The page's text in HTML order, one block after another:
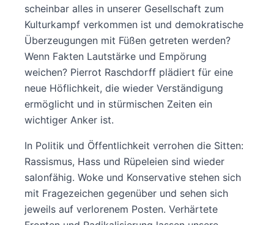
scheinbar alles in unserer Gesellschaft zum
Kulturkampf verkommen ist und demokratische
Überzeugungen mit Füßen getreten werden?
Wenn Fakten Lautstärke und Empörung
weichen? Pierrot Raschdorff plädiert für eine
neue Höflichkeit, die wieder Verständigung
ermöglicht und in stürmischen Zeiten ein
wichtiger Anker ist.
In Politik und Öffentlichkeit verrohen die Sitten:
Rassismus, Hass und Rüpeleien sind wieder
salonfähig. Woke und Konservative stehen sich
mit Fragezeichen gegenüber und sehen sich
jeweils auf verlorenem Posten. Verhärtete